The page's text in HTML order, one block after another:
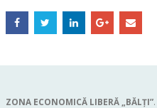
ZONA ECONOMICĂ LIBERĂ „BĂLŢI”